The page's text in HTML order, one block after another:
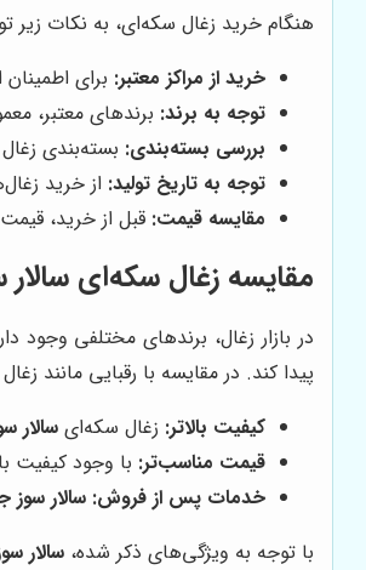
هنگام خرید زغال سکه‌ای، به نکات زیر
خرید از مراکز معتبر: برای
توجه به برند: برندهای معتبر،
بررسی بسته‌بندی: بسته‌بندی
توجه به تاریخ تولید: از خرید
مقایسه قیمت: قبل از خرید،
مقایسه زغال سکه‌ای
در بازار زغال، برندهای مختلفی وجود
پیدا کند. در مقایسه با رقبایی مانند
کیفیت بالاتر: زغال سکه‌ای سالار
قیمت مناسب‌تر: با وجود کیفیت
خدمات پس از فروش: سالار سوز
با توجه به ویژگی‌های ذکر شده، سالار